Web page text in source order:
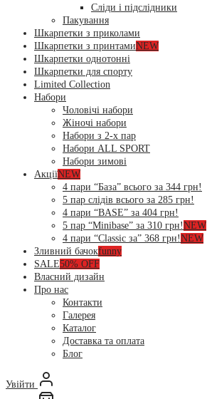
Сліди і підслідники
Пакування
Шкарпетки з приколами
Шкарпетки з принтамиNEW
Шкарпетки однотонні
Шкарпетки для спорту
Limited Collection
Набори
Чоловічі набори
Жіночі набори
Набори з 2-х пар
Набори ALL SPORT
Набори зимові
АкціїNEW
4 пари “База” всього за 344 грн!
5 пар слідів всього за 285 грн!
4 пари “BASE” за 404 грн!
5 пар “Minibase” за 310 грн!NEW
4 пари “Classic за” 368 грн!NEW
Зливний бачокfunny
SALE50% OFF
Власний дизайн
Про нас
Контакти
Галерея
Каталог
Доставка та оплата
Блог
Увійти